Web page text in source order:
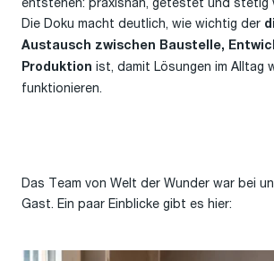
entstehen: praxisnah, getestet und stetig
Die Doku macht deutlich, wie wichtig der
Austausch zwischen Baustelle,
Produktion ist, damit Lösungen im Alltag
funktionieren.
Das Team von Welt der Wunder war bei
Gast. Ein paar Einblicke gibt es hier: